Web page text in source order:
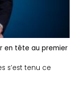
en tête au premier
s’est tenu ce